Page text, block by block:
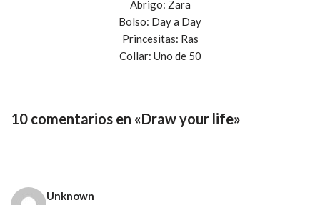
Abrigo: Zara
Bolso: Day a Day
Princesitas: Ras
Collar: Uno de 50
10 comentarios en «Draw your life»
Unknown